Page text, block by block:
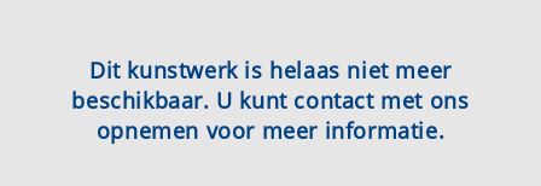
Dit kunstwerk is helaas niet meer
beschikbaar. U kunt contact met ons
opnemen voor meer informatie.